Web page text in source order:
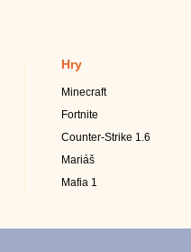
Hry
Minecraft
Fortnite
Counter-Strike 1.6
Mariáš
Mafia 1